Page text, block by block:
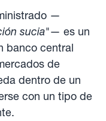
—
sucia"— es un
banco central
de
dentro de un
con un tipo de